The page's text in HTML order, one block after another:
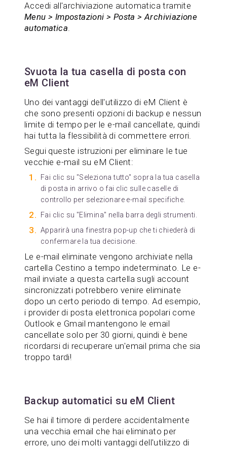
Accedi all'archiviazione automatica tramite
Menu > Impostazioni > Posta > Archiviazione
automatica.
Svuota la tua casella di posta con
eM Client
Uno dei vantaggi dell'utilizzo di eM Client è
che sono presenti opzioni di backup e nessun
limite di tempo per le e-mail cancellate, quindi
hai tutta la flessibilità di commettere errori.
Segui queste istruzioni per eliminare le tue
vecchie e-mail su eM Client:
Fai clic su "Seleziona tutto" sopra la tua casella
di posta in arrivo o fai clic sulle caselle di
controllo per selezionare e-mail specifiche.
Fai clic su "Elimina" nella barra degli strumenti.
Apparirà una finestra pop-up che ti chiederà di
confermare la tua decisione.
Le e-mail eliminate vengono archiviate nella
cartella Cestino a tempo indeterminato. Le e-
mail inviate a questa cartella sugli account
sincronizzati potrebbero venire eliminate
dopo un certo periodo di tempo. Ad esempio,
i provider di posta elettronica popolari come
Outlook e Gmail mantengono le email
cancellate solo per 30 giorni, quindi è bene
ricordarsi di recuperare un'email prima che sia
troppo tardi!
Backup automatici su eM Client
Se hai il timore di perdere accidentalmente
una vecchia email che hai eliminato per
errore, uno dei molti vantaggi dell'utilizzo di